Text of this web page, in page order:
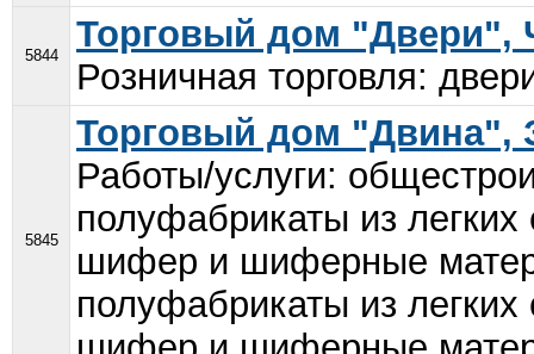
5844
Торговый дом "Двери",
Розничная торговля:
5845
Торговый дом "Двина",
Работы/услуги:
полуфабрикаты из
шифер и шиферные
полуфабрикаты из